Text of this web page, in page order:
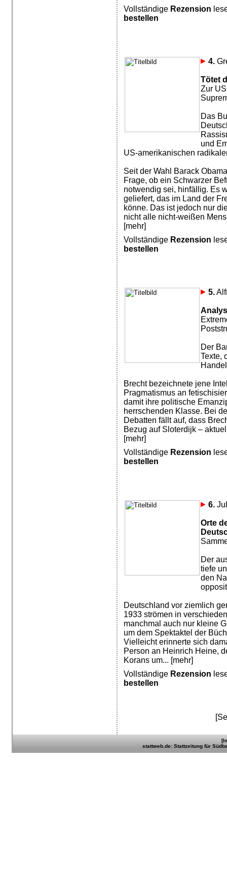
Vollständige Rezension
bestellen
4.
Tötet
Zur
Das
und
US-amerikanischen
Seit der Wahl Barack
Frage, ob ein Schwarzer
notwendig sei, hinfällig. Es
geliefert, das im Land der
könne. Das ist jedoch nur
nicht alle nicht-weißen
[mehr]
Vollständige Rezension
bestellen
5.
Der
Texte,
Brecht bezeichnete jene
Pragmatismus an
damit ihre politische
herrschenden Klasse. Bei
Debatten fällt auf, dass
Bezug auf Sloterdijk –
[mehr]
Vollständige Rezension
bestellen
6.
Orte
Der
tiefe
den
Deutschland vor ziemlich
1933 strömen in
manchmal auch nur kleine
um dem Spektaktel der
Vielleicht erinnerte sich
Person an Heinrich Heine,
Korans um... [mehr]
Vollständige Rezension
bestellen
stattweb.de: Stattzeitung für